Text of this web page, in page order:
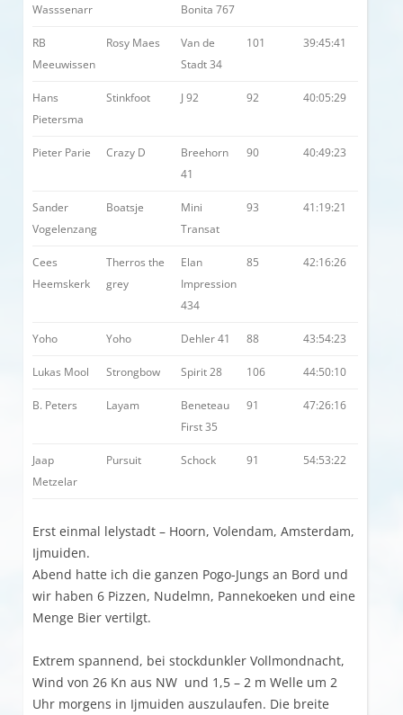
Wasssenarr
Bonita 767
RB
Meeuwissen
Rosy Maes
Van de
Stadt 34
101 39:45:41
Hans
Pietersma
Stinkfoot J 92 92 40:05:29
Pieter Parie Crazy D
Breehorn
41
90 40:49:23
Sander
Vogelenzang
Boatsje
Mini
Transat
93 41:19:21
Cees
Heemskerk
Therros the
grey
Elan
Impression
434
85 42:16:26
Yoho Yoho Dehler 41 88 43:54:23
Lukas Mool Strongbow Spirit 28 106 44:50:10
B. Peters Layam
Beneteau
First 35
91 47:26:16
Jaap
Metzelar
Pursuit Schock 91 54:53:22
Erst einmal lelystadt – Hoorn, Volendam, Amsterdam,
Ijmuiden.
Abend hatte ich die ganzen Pogo-Jungs an Bord und
wir haben 6 Pizzen, Nudelmn, Pannekoeken und eine
Menge Bier vertilgt.
Extrem spannend, bei stockdunkler Vollmondnacht,
Wind von 26 Kn aus NW und 1,5 – 2 m Welle um 2
Uhr morgens in Ijmuiden auszulaufen. Die breite